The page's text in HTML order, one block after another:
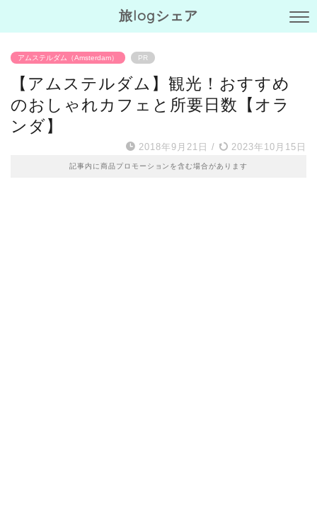
旅logシェア
アムステルダム（Amsterdam） PR
【アムステルダム】観光！おすすめ
のおしゃれカフェと所要日数【オラ
ンダ】
2018年9月21日 / 2023年10月15日
記事内に商品プロモーションを含む場合があります